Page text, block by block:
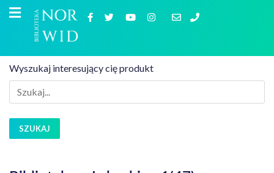
Wyszukaj interesujący cię produkt
SZUKAJ